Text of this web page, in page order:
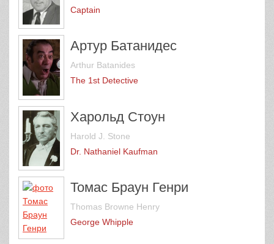
Captain
Артур Батанидес
Arthur Batanides
The 1st Detective
Харольд Стоун
Harold J. Stone
Dr. Nathaniel Kaufman
Томас Браун Генри
Thomas Browne Henry
George Whipple